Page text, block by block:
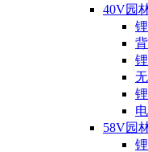
40V园
58V园